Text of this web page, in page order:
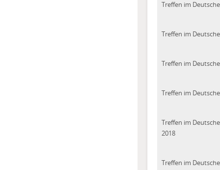
Treffen im
Treffen im
Treffen im
Treffen im
Treffen im
2018
Treffen im